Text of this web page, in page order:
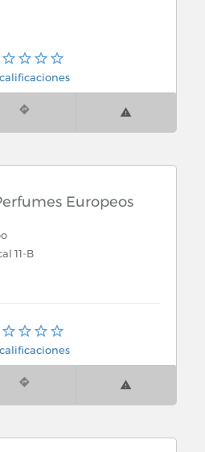
Europeos
11-B